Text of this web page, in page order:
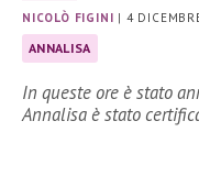
NICOLÒ FIGINI | 4
ANNALISA
In queste ore è stato
Annalisa è stato